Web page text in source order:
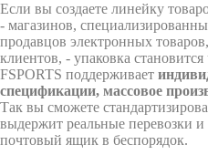
Если вы создаете линейку
- магазинов,
продавцов электронных
клиентов, - упаковка
FSPORTS поддерживает
спецификации, массовое
Так вы сможете
выдержит реальные перевозки
почтовый ящик в беспорядок.